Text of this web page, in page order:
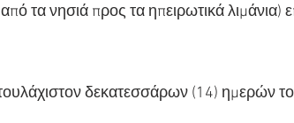
τα νησιά προς τα ηπειρωτικά λιμάνια)
δεκατεσσάρων (14) ημερών